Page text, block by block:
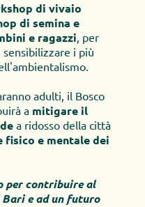
di vivaio
di semina e
e ragazzi, per
i più
adulti, il Bosco
a mitigare il
a ridosso della città
fisico e mentale dei
per contribuire al
e ad un futuro